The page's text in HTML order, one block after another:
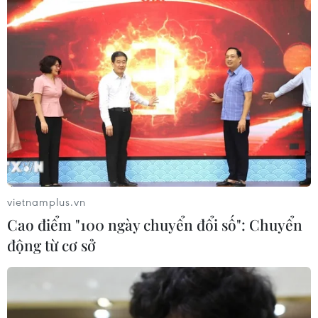
TIN CÙNG CHUYÊN MỤC
Thi công trở lại dự án sửa chữa Quốc
vietnamplus.vn
Cao điểm "100 ngày chuyển đổi số": Chuyển
động từ cơ sở